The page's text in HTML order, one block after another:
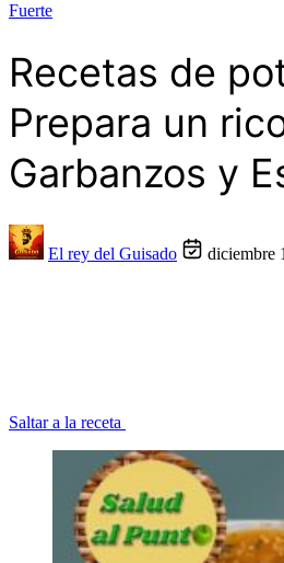
Fuerte
Recetas de
Prepara un
Garbanzos y
El rey del Guisado diciembre
Saltar a la receta